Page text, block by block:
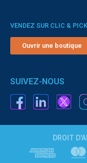
VENDEZ SUR CLIC & PICK
Ouvrir une boutique
SUIVEZ-NOUS
DROIT